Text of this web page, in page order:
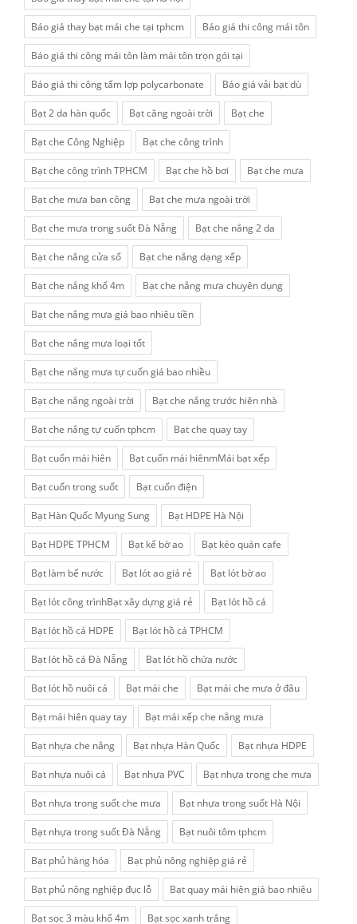
Báo giá thay bạt mái che tại tphcm Báo giá thi công mái tôn
Báo giá thi công mái tôn làm mái tôn trọn gói tại
Báo giá thi công tấm lợp polycarbonate Báo giá vải bạt dù
Bạt 2 da hàn quốc Bạt căng ngoài trời Bạt che
Bạt che Công Nghiệp Bạt che công trình
Bạt che công trình TPHCM Bạt che hồ bơi Bạt che mưa
Bạt che mưa ban công Bạt che mưa ngoài trời
Bạt che mưa trong suốt Đà Nẵng Bạt che nắng 2 da
Bạt che nắng cửa sổ Bạt che nắng dạng xếp
Bạt che nắng khổ 4m Bạt che nắng mưa chuyên dụng
Bạt che nắng mưa giá bao nhiêu tiền
Bạt che nắng mưa loại tốt
Bạt che nắng mưa tự cuốn giá bao nhiều
Bạt che nắng ngoài trời Bạt che nắng trước hiên nhà
Bạt che nắng tự cuốn tphcm Bạt che quay tay
Bạt cuốn mái hiên Bạt cuốn mái hiênmMái bạt xếp
Bạt cuốn trong suốt Bạt cuốn điện
Bạt Hàn Quốc Myung Sung Bạt HDPE Hà Nội
Bạt HDPE TPHCM Bạt kế bờ ao Bạt kéo quán cafe
Bạt làm bể nước Bạt lót ao giá rẻ Bạt lót bờ ao
Bạt lót công trìnhBạt xây dựng giá rẻ Bạt lót hồ cá
Bạt lót hồ cá HDPE Bạt lót hồ cá TPHCM
Bạt lót hồ cá Đà Nẵng Bạt lót hồ chứa nước
Bạt lót hồ nuôi cá Bạt mái che Bạt mái che mưa ở đâu
Bạt mái hiên quay tay Bạt mái xếp che nắng mưa
Bạt nhựa che nắng Bạt nhựa Hàn Quốc Bạt nhựa HDPE
Bạt nhựa nuôi cá Bạt nhựa PVC Bạt nhựa trong che mưa
Bạt nhựa trong suốt che mưa Bạt nhựa trong suốt Hà Nội
Bạt nhựa trong suốt Đà Nẵng Bạt nuôi tôm tphcm
Bạt phủ hàng hóa Bạt phủ nông nghiệp giá rẻ
Bạt phủ nông nghiệp đục lỗ Bạt quay mái hiên giá bao nhiêu
Bạt sọc 3 màu khổ 4m Bạt sọc xanh trắng